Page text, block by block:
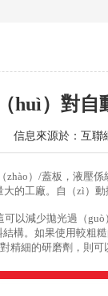
huì）對自
信息來源於：互聯
）/蓋板，液壓
的工廠。自（zì）
以減少拋光過（
構。如果使用較
精細的研磨劑，則